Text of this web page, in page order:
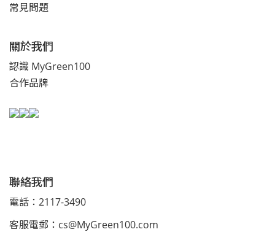
常見問題
關於我們
認識 MyGreen100
合作品牌
聯絡我們
電話：2117-3490
客服電郵： cs@MyGreen100.com